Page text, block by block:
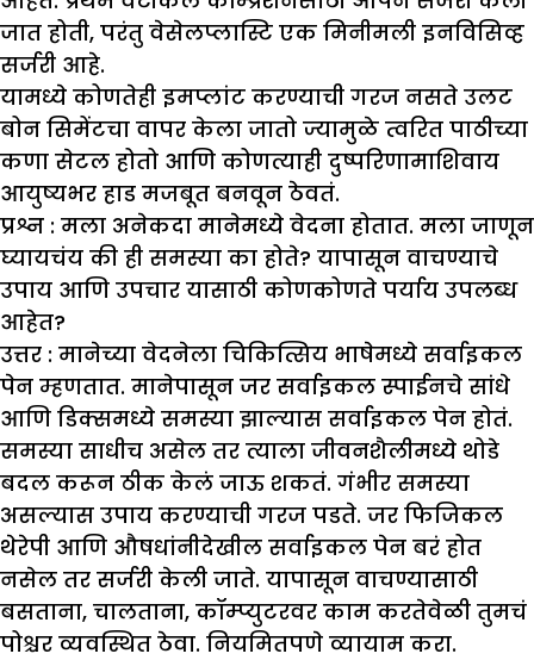
जात होती, परंतु वेसेलप्लास्टि एक मिनीमली इनविसिव्ह
सर्जरी आहे.
यामध्ये कोणतेही इमप्लांट करण्याची गरज नसते उलट
बोन सिमेंटचा वापर केला जातो ज्यामुळे त्वरित पाठीच्या
कणा सेटल होतो आणि कोणत्याही दुष्परिणामाशिवाय
आयुष्यभर हाड मजबूत बनवून ठेवतं.
प्रश्न : मला अनेकदा मानेमध्ये वेदना होतात. मला जाणून
घ्यायचंय की ही समस्या का होते? यापासून वाचण्याचे
उपाय आणि उपचार यासाठी कोणकोणते पर्याय उपलब्ध
आहेत?
उत्तर : मानेच्या वेदनेला चिकित्सिय भाषेमध्ये सर्वाइकल
पेन म्हणतात. मानेपासून जर सर्वाइकल स्पाईनचे सांधे
आणि डिक्समध्ये समस्या झाल्यास सर्वाइकल पेन होतं.
समस्या साधीच असेल तर त्याला जीवनशैलीमध्ये थोडे
बदल करून ठीक केलं जाऊ शकतं. गंभीर समस्या
असल्यास उपाय करण्याची गरज पडते. जर फिजिकल
थेरेपी आणि औषधांनीदेखील सर्वाइकल पेन बरं होत
नसेल तर सर्जरी केली जाते. यापासून वाचण्यासाठी
बसताना, चालताना, कॉम्प्युटरवर काम करतेवेळी तुमचं
पोश्चर व्यवस्थित ठेवा. नियमितपणे व्यायाम करा.